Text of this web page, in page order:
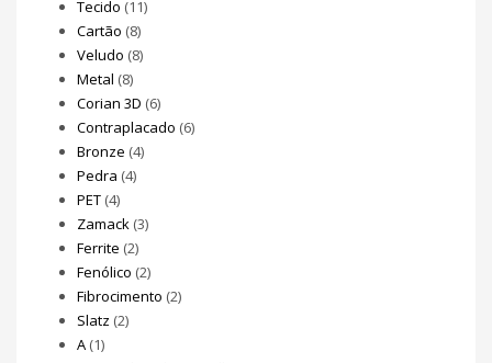
Tecido (11)
Cartão (8)
Veludo (8)
Metal (8)
Corian 3D (6)
Contraplacado (6)
Bronze (4)
Pedra (4)
PET (4)
Zamack (3)
Ferrite (2)
Fenólico (2)
Fibrocimento (2)
Slatz (2)
A (1)